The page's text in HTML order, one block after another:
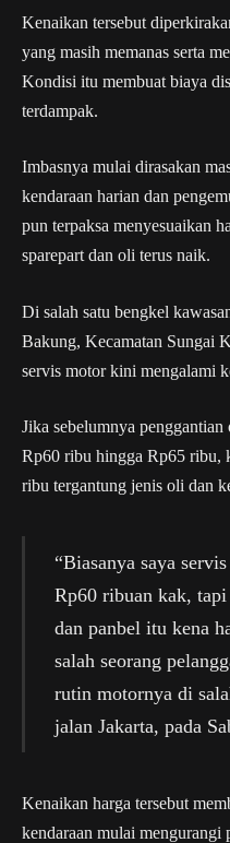
Kenaikan tersebut
yang masih memanas serta
Kondisi itu membuat biaya
terdampak.
Imbasnya mulai dirasakan
kendaraan harian dan
pun terpaksa menyesuaikan
sparepart dan oli terus naik.
Di salah satu bengkel
Bakung, Kecamatan Sungai
servis motor kini mengalami
Jika sebelumnya
Rp60 ribu hingga Rp65 ribu,
ribu tergantung jenis oli dan
“Biasanya saya
Rp60 ribuan kak,
dan panbel itu kena
salah seorang
rutin motornya di
jalan Jakarta, pada
Kenaikan harga tersebut
kendaraan mulai mengurangi